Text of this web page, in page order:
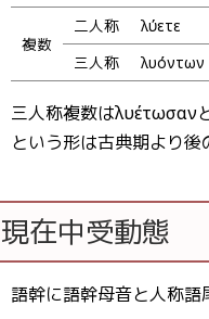
複数
二人称 λύετε
三人称
λυόντων
三人称複数はλυέτωσαν
という形は古典期より後
現在中受動態
語幹に語幹母音と人称語